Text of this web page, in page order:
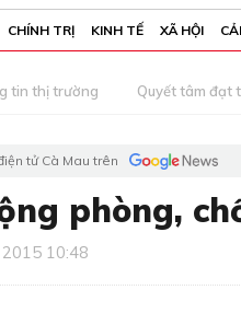
CHÍNH TRỊ KINH TẾ XÃ HỘI
tin thị trường Quyết tâm đạt
tử Cà Mau trên
phòng,
10:48